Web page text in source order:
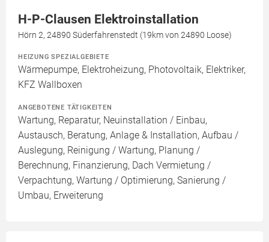
H-P-Clausen Elektroinstallation
Hörn 2, 24890 Süderfahrenstedt (19km von 24890 Loose)
HEIZUNG SPEZIALGEBIETE
Wärmepumpe, Elektroheizung, Photovoltaik, Elektriker,
KFZ Wallboxen
ANGEBOTENE TÄTIGKEITEN
Wartung, Reparatur, Neuinstallation / Einbau,
Austausch, Beratung, Anlage & Installation, Aufbau /
Auslegung, Reinigung / Wartung, Planung /
Berechnung, Finanzierung, Dach Vermietung /
Verpachtung, Wartung / Optimierung, Sanierung /
Umbau, Erweiterung